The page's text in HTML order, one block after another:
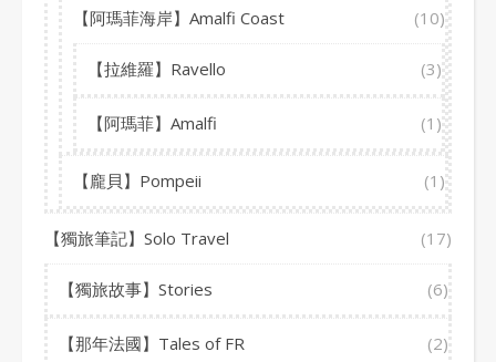
【阿瑪菲海岸】Amalfi Coast (10)
【拉維羅】Ravello (3)
【阿瑪菲】Amalfi (1)
【龐貝】Pompeii (1)
【獨旅筆記】Solo Travel (17)
【獨旅故事】Stories (6)
【那年法國】Tales of FR (2)